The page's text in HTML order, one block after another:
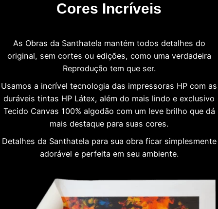
Cores Incríveis
As Obras da Santhatela mantém todos detalhes do
original, sem cortes ou edições, como uma verdadeira
Reprodução tem que ser.
Usamos a incrível tecnologia das impressoras HP com as
duráveis tintas HP Látex, além do mais lindo e exclusivo
Tecido Canvas 100% algodão com um leve brilho que dá
mais destaque para suas cores.
Detalhes da Santhatela para sua obra ficar simplesmente
adorável e perfeita em seu ambiente.